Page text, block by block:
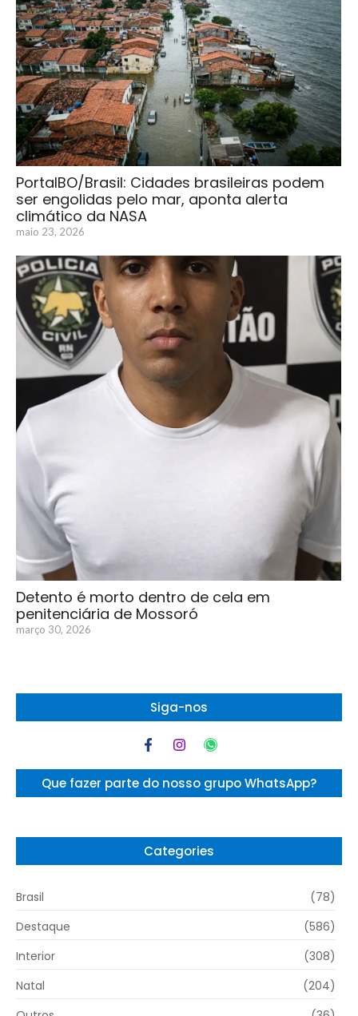
PortalBO/Brasil: Cidades brasileiras podem
ser engolidas pelo mar, aponta alerta
climático da NASA
maio 23, 2026
Detento é morto dentro de cela em
penitenciária de Mossoró
março 30, 2026
Siga-nos
Que fazer parte do nosso grupo WhatsApp?
Categories
Brasil
(78)
Destaque
(586)
Interior
(308)
Natal
(204)